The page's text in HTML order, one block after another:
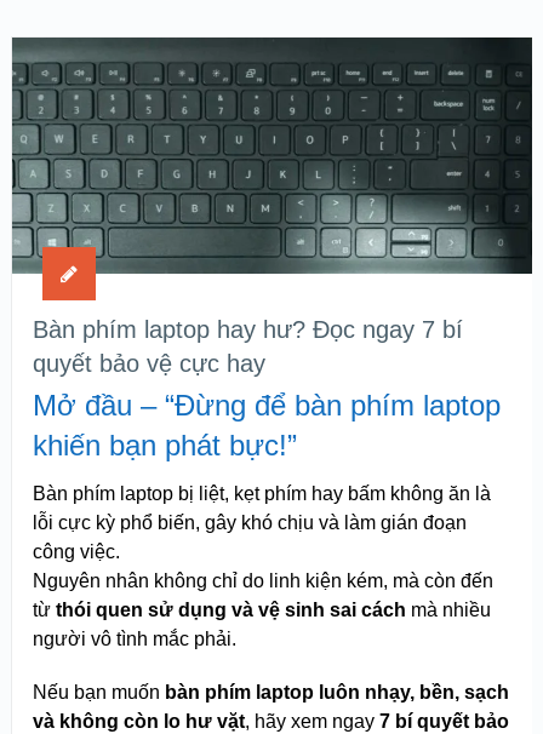
Bàn phím laptop hay hư? Đọc ngay 7 bí
quyết bảo vệ cực hay
Mở đầu – “Đừng để bàn phím laptop
khiến bạn phát bực!”
Bàn phím laptop bị liệt, kẹt phím hay bấm không ăn là
lỗi cực kỳ phổ biến, gây khó chịu và làm gián đoạn
công việc.
Nguyên nhân không chỉ do linh kiện kém, mà còn đến
từ thói quen sử dụng và vệ sinh sai cách mà nhiều
người vô tình mắc phải.
Nếu bạn muốn bàn phím laptop luôn nhạy, bền, sạch
và không còn lo hư vặt, hãy xem ngay 7 bí quyết bảo